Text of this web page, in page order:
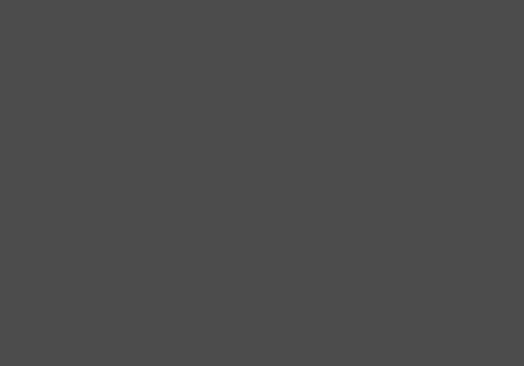
résistance à l’usage quotidien - Compatible